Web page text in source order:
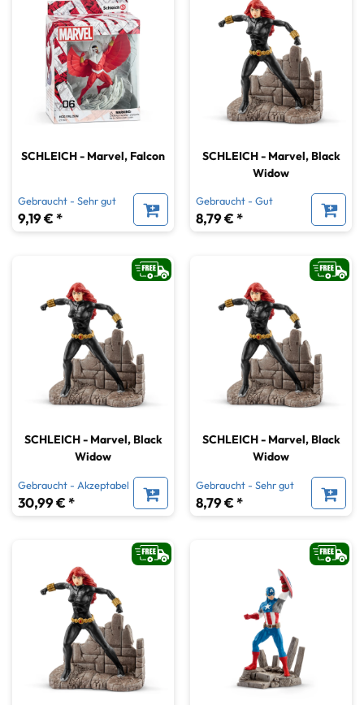
SCHLEICH - Marvel, Falcon
Gebraucht - Sehr gut
9,19 € *
SCHLEICH - Marvel, Black
Widow
Gebraucht - Gut
8,79 € *
SCHLEICH - Marvel, Black
Widow
Gebraucht - Akzeptabel
30,99 € *
SCHLEICH - Marvel, Black
Widow
Gebraucht - Sehr gut
8,79 € *